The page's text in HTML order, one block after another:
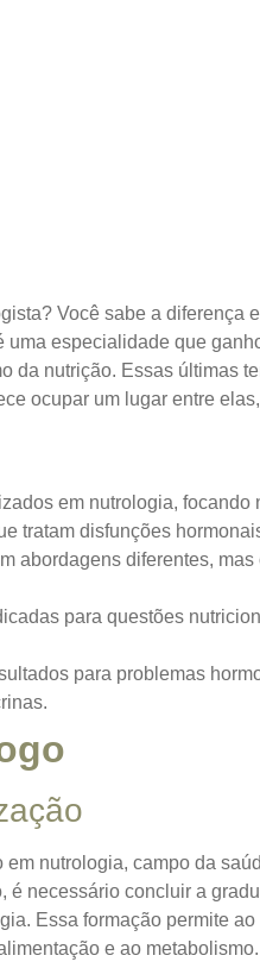
Você sabe a diferença
uma especialidade que
da nutrição. Essas últimas
ocupar um lugar entre
em nutrologia, focando
tratam disfunções
abordagens diferentes,
para questões
para problemas
nutrologia, campo da
é necessário concluir a
Essa formação permite
e ao metabolismo.